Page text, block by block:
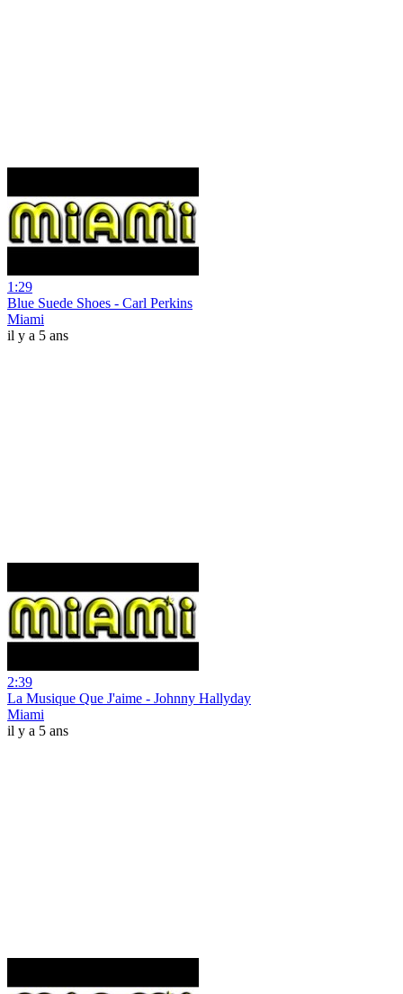
1:29
Blue Suede Shoes - Carl Perkins
Miami
il y a 5 ans
2:39
La Musique Que J'aime - Johnny Hallyday
Miami
il y a 5 ans